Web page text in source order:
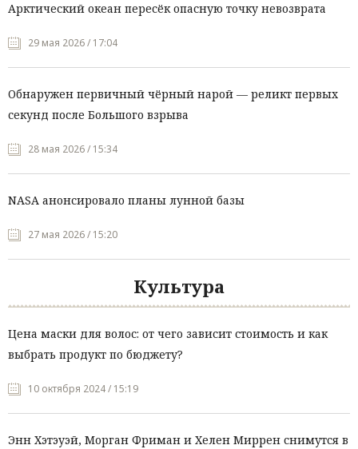
Арктический океан пересёк опасную точку невозврата
29 мая 2026 / 17:04
Обнаружен первичный чёрный нарой — реликт первых
секунд после Большого взрыва
28 мая 2026 / 15:34
NASA анонсировало планы лунной базы
27 мая 2026 / 15:20
Культура
Цена маски для волос: от чего зависит стоимость и как
выбрать продукт по бюджету?
10 октября 2024 / 15:19
Энн Хэтэуэй, Морган Фриман и Хелен Миррен снимутся в